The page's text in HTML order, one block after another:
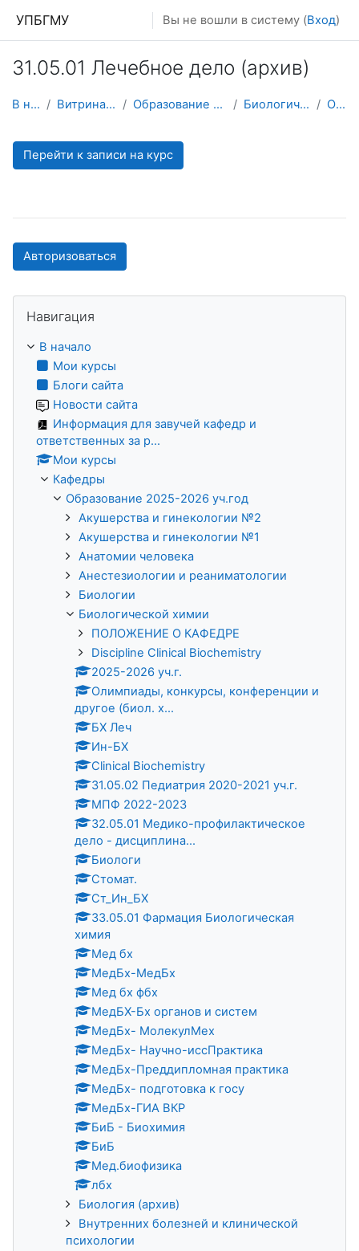
УПБГМУ Вы не вошли в систему (Вход)
31.05.01 Лечебное дело (архив)
В начало Витрина курсов 3KL Образование 2025-2026 уч.год Биологической химии О курсе
Перейти к записи на курс
Авторизоваться
Навигация
В начало
Мои курсы
Блоги сайта
Новости сайта
Информация для завучей кафедр и
ответственных за р...
Мои курсы
Кафедры
Образование 2025-2026 уч.год
Акушерства и гинекологии №2
Акушерства и гинекологии №1
Анатомии человека
Анестезиологии и реаниматологии
Биологии
Биологической химии
ПОЛОЖЕНИЕ О КАФЕДРЕ
Discipline Clinical Biochemistry
2025-2026 уч.г.
Олимпиады, конкурсы, конференции и
другое (биол. х...
БХ Леч
Ин-БХ
Clinical Biochemistry
31.05.02 Педиатрия 2020-2021 уч.г.
МПФ 2022-2023
32.05.01 Медико-профилактическое
дело - дисциплина...
Биологи
Стомат.
Ст_Ин_БХ
33.05.01 Фармация Биологическая
химия
Мед бх
МедБх-МедБх
Мед бх фбх
МедБХ-Бх органов и систем
МедБх- МолекулМех
МедБх- Научно-иссПрактика
МедБх-Преддипломная практика
МедБх- подготовка к госу
МедБх-ГИА ВКР
БиБ - Биохимия
БиБ
Мед.биофизика
лбх
Биология (архив)
Внутренних болезней и клинической
психологии